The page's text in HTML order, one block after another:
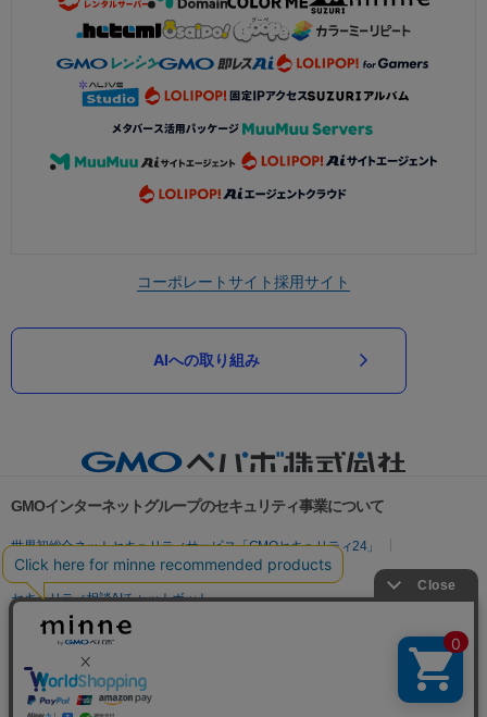
コーポレートサイト採用サイト
AIへの取り組み
GMOインターネットグループのセキュリティ事業について
世界初総合ネットセキュリティサービス「GMOセキュリティ24」
パスワード漏洩診断
Webサイトリスク診断
セキュリティ相談AIチャットボット
実在証明・盗聴対策
サイバー攻撃対策（GMO Flatt Security）
セキュリティ事業の軌跡